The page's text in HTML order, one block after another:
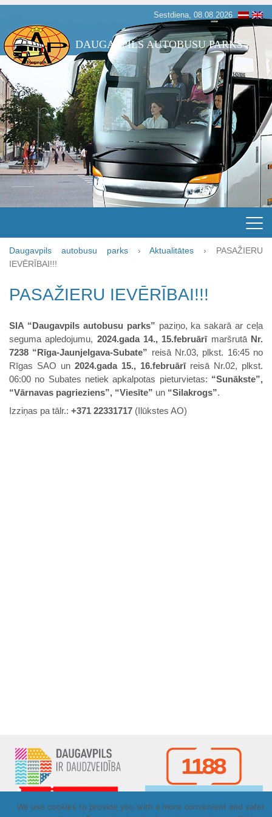
Sestdiena, 08.08.2026
DAUGAVPILS AUTOBUSU PARKS
Daugavpils autobusu parks›Aktualitātes › PASAŽIERU
IEVĒRĪBAI!!!
PASAŽIERU IEVĒRĪBAI!!!
SIA “Daugavpils autobusu parks” paziņo, ka sakarā ar ceļa
seguma apledojumu, 2024.gada 14., 15.februārī maršrutā Nr.
7238 “Rīga-Jaunjelgava-Subate” reisā Nr.03, plkst. 16:45 no
Rīgas SAO un 2024.gada 15., 16.februārīreisā Nr.02, plkst.
06:00 no Subates netiek apkalpotas pieturvietas: “Sunākste”,
“Vārnavas pagrieziens”, “Viesīte” un “Silakrogs”.
Izziņas pa tālr.: +371 22331717 (Ilūkstes AO)
We use cookies to provide you with a more convenient and safer